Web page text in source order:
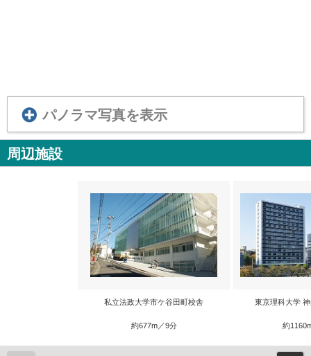
パノラマ写真を表示
周辺施設
私立法政大学市ケ谷田町校舎
約677m／9分
東京理科大学
約